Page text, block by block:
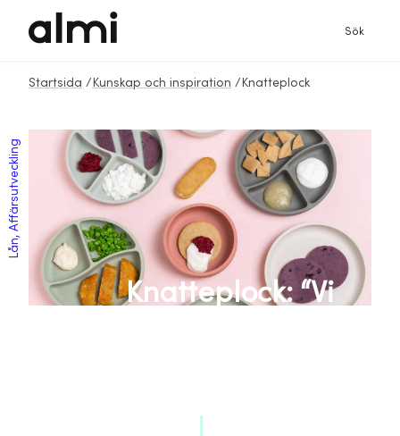
Sök
Startsida / Kunskap och inspiration / Knatteplock
Knatteplock: “Vi
Lån, Affärsutveckling